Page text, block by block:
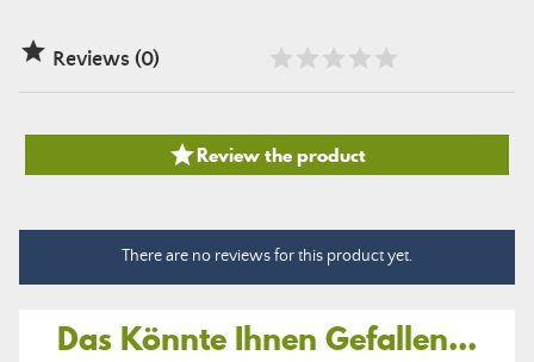
 Reviews (0)
Review the product
There are no reviews for this product yet.
Das Könnte Ihnen Gefallen...